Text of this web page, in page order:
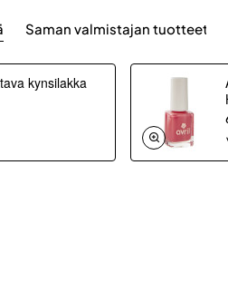
Saman valmistajan tuotteet
kynsilakka